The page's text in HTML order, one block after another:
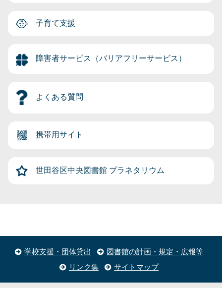
子育て支援
障害者サービス（バリアフリーサービス）
よくある質問
携帯用サイト
世田谷区中央図書館 プラネタリウム
学校支援・団体貸出
図書館の計画・規定・広報等
リンク集
サイトマップ